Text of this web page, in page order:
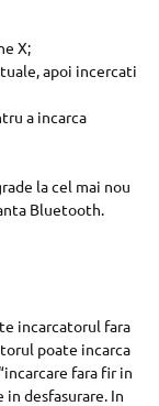
X;
apoi incercati
a incarca
la cel mai nou
Bluetooth.
incarcatorul fara
poate incarca
fara fir in
in desfasurare. In